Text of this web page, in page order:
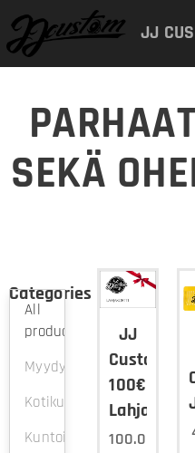
JJ
SEKÄ
Categories
All
products
Myydyimmät
Kotikuntosali
Kuntoilu
JJ
Custom
100€
Lahjakortti
100.0